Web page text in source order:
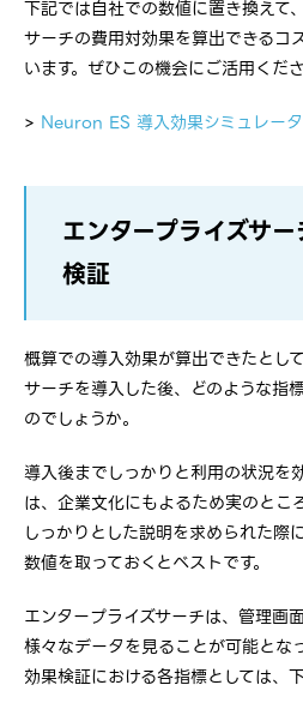
下記では自社での数値に置き換えて
サーチの費用対効果を算出できるコ
います。ぜひこの機会にご活用くださ
> Neuron ES 導入効果シミュレータ
エンタープライズサ
検証
概算での導入効果が算出できたとし
サーチを導入した後、どのような指
のでしょうか。
導入後までしっかりと利用の状況を
は、企業文化にもよるため実のとこ
しっかりとした説明を求められた際
数値を取っておくとベストです。
エンタープライズサーチは、管理画
様々なデータを見ることが可能とな
効果検証における各指標としては、